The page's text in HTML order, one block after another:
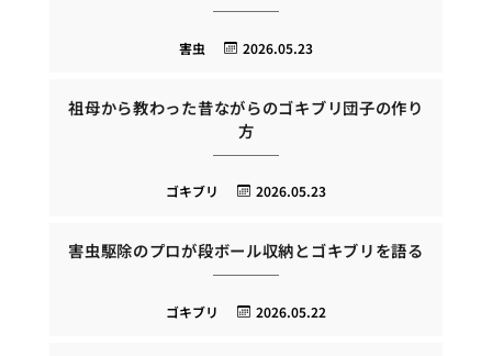
2026.05.23
害虫
祖母から教わった昔ながらのゴキブリ団子の作り
方
2026.05.23
ゴキブリ
害虫駆除のプロが段ボール収納とゴキブリを語る
2026.05.22
ゴキブリ